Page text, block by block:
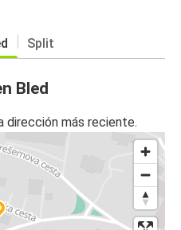
Split
Bled
dirección más reciente.